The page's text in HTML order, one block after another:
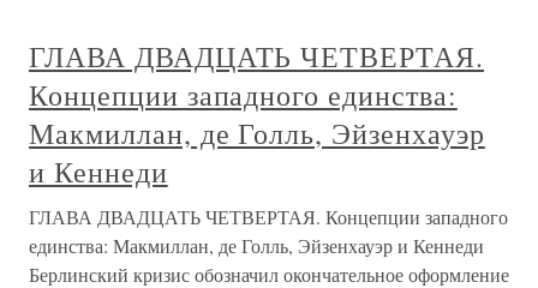
ГЛАВА ДВАДЦАТЬ ЧЕТВЕРТАЯ.
Концепции западного единства:
Макмиллан, де Голль, Эйзенхауэр
и Кеннеди
ГЛАВА ДВАДЦАТЬ ЧЕТВЕРТАЯ. Концепции западного
единства: Макмиллан, де Голль, Эйзенхауэр и Кеннеди
Берлинский кризис обозначил окончательное оформление